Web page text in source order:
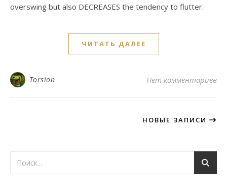
overswing but also DECREASES the tendency to flutter.
ЧИТАТЬ ДАЛЕЕ
Torsion Нет комментариев
НОВЫЕ ЗАПИСИ